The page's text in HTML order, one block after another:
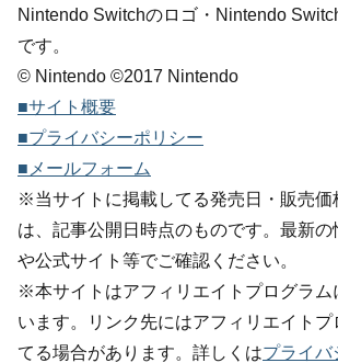
Nintendo Switchのロゴ・Nintendo
です。
© Nintendo ©2017 Nintendo
■サイト概要
■プライバシーポリシー
■メールフォーム
※当サイトに掲載してる発売日・販売価
は、記事公開日時点のものです。最新の
や公式サイト等でご確認ください。
※本サイトはアフィリエイトプログラム
います。リンク先にはアフィリエイトプ
てる場合があります。詳しくはプライバ